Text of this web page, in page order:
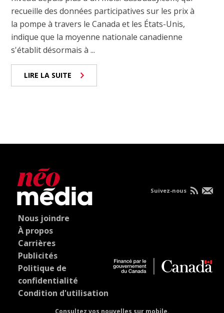
recueille des données participatives sur les prix à
la pompe à travers le Canada et les États-Unis,
indique que la moyenne nationale canadienne
s'établit désormais à ...
LIRE LA SUITE
Nous joindre
À propos
Carrières
Publicités
Politique de
confidentialité
Condition d'utilisation
Suivez-nous